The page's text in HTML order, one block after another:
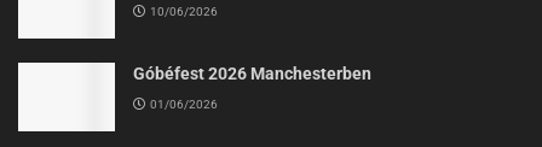
10/06/2026
Góbéfest 2026 Manchesterben
01/06/2026